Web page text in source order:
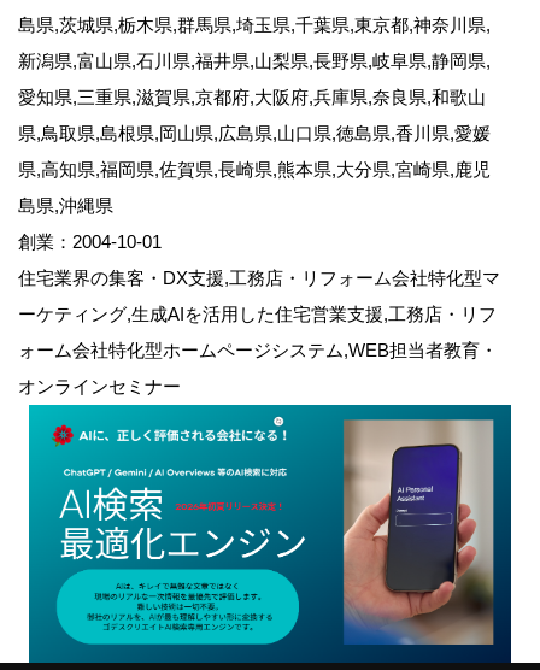
島県,茨城県,栃木県,群馬県,埼玉県,千葉県,東京都,神奈川県,
新潟県,富山県,石川県,福井県,山梨県,長野県,岐阜県,静岡県,
愛知県,三重県,滋賀県,京都府,大阪府,兵庫県,奈良県,和歌山
県,鳥取県,島根県,岡山県,広島県,山口県,徳島県,香川県,愛媛
県,高知県,福岡県,佐賀県,長崎県,熊本県,大分県,宮崎県,鹿児
島県,沖縄県
創業：2004-10-01
住宅業界の集客・DX支援,工務店・リフォーム会社特化型マ
ーケティング,生成AIを活用した住宅営業支援,工務店・リフ
ォーム会社特化型ホームページシステム,WEB担当者教育・
オンラインセミナー